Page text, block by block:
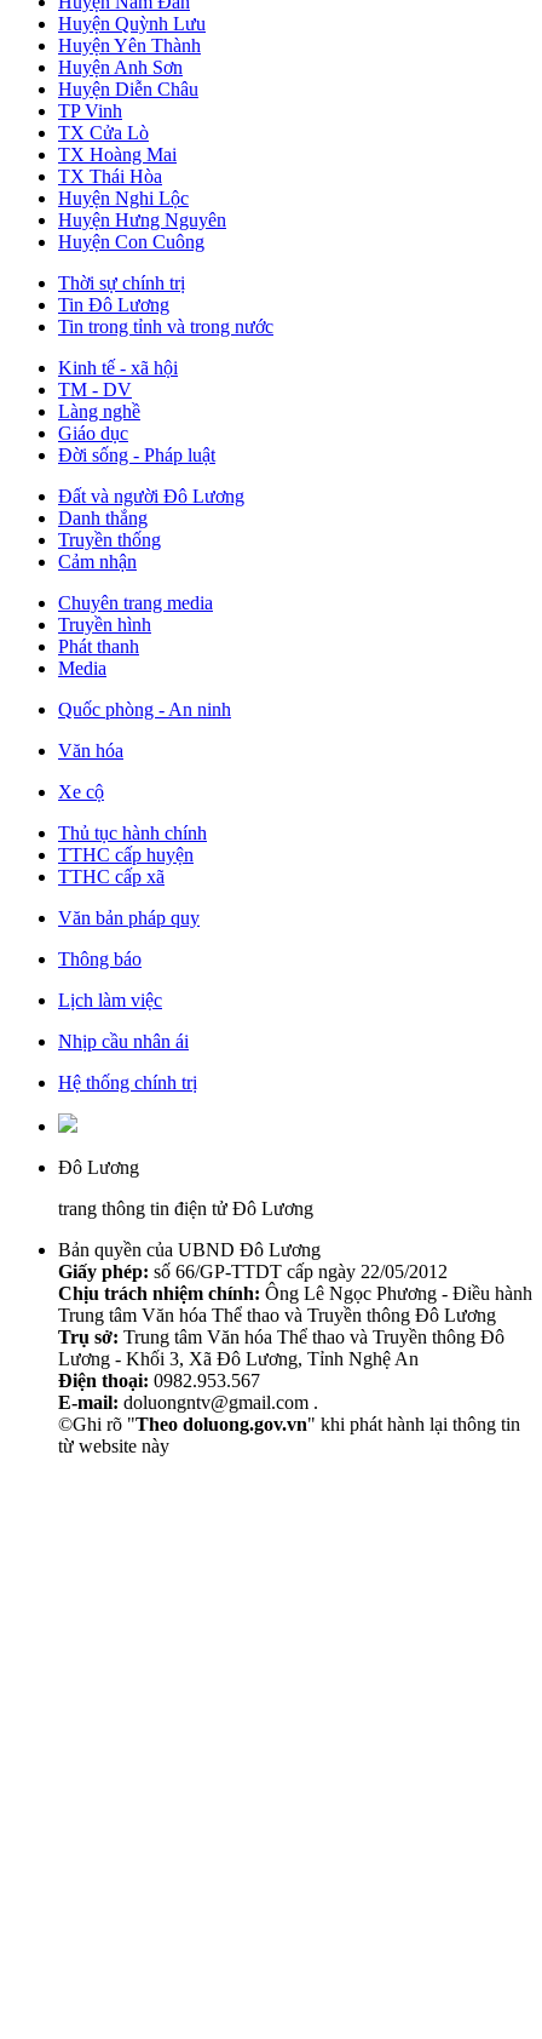
Huyện Quỳnh Lưu
Huyện Yên Thành
Huyện Anh Sơn
Huyện Diễn Châu
TP Vinh
TX Cửa Lò
TX Hoàng Mai
TX Thái Hòa
Huyện Nghi Lộc
Huyện Hưng Nguyên
Huyện Con Cuông
Thời sự chính trị
Tin Đô Lương
Tin trong tỉnh và trong nước
Kinh tế - xã hội
TM - DV
Làng nghề
Giáo dục
Đời sống - Pháp luật
Đất và người Đô Lương
Danh thắng
Truyền thống
Cảm nhận
Chuyên trang media
Truyền hình
Phát thanh
Media
Quốc phòng - An ninh
Văn hóa
Xe cộ
Thủ tục hành chính
TTHC cấp huyện
TTHC cấp xã
Văn bản pháp quy
Thông báo
Lịch làm việc
Nhịp cầu nhân ái
Hệ thống chính trị
Đô Lương
trang thông tin điện tử Đô Lương
Bản quyền của UBND Đô Lương
Giấy phép: số 66/GP-TTDT cấp ngày 22/05/2012
Chịu trách nhiệm chính: Ông Lê Ngọc Phương - Điều hành
Trung tâm Văn hóa Thể thao và Truyền thông Đô Lương
Trụ sở: Trung tâm Văn hóa Thể thao và Truyền thông Đô
Lương - Khối 3, Xã Đô Lương, Tỉnh Nghệ An
Điện thoại: 0982.953.567
E-mail: doluongntv@gmail.com .
©Ghi rõ "Theo doluong.gov.vn" khi phát hành lại thông tin
từ website này